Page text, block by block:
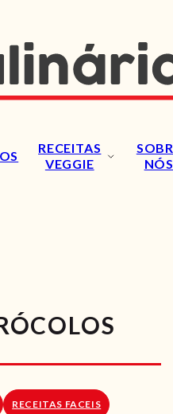
RECEITAS
VEGGIE
NÓS
VEGGIE
NÓS
RECEITAS FACEIS